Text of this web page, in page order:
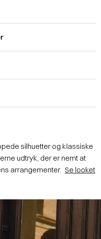
silhuetter og klassiske
udtryk, der er nemt at
arrangementer. Se looket